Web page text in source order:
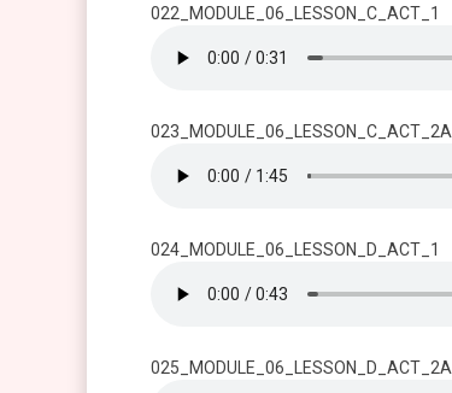
022_MODULE_06_LESSON_C_ACT_1
023_MODULE_06_LESSON_C_ACT_2A
024_MODULE_06_LESSON_D_ACT_1
025_MODULE_06_LESSON_D_ACT_2A